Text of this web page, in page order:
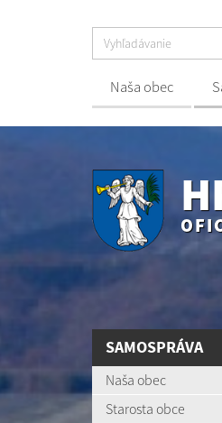
Naša obec
SAMOSPRÁVA
Naša obec
Starosta obce